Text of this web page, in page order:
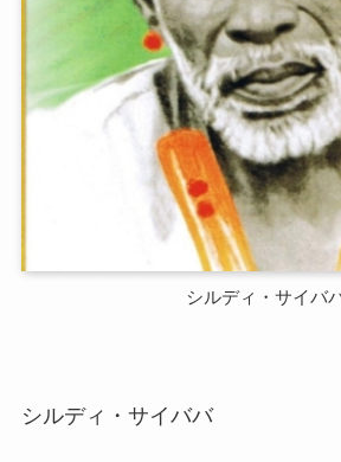
シルディ・サイバ
シルディ・サイババ